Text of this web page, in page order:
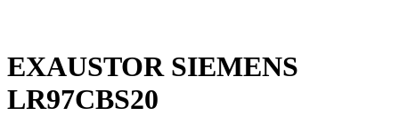
EXAUSTOR SIEMENS
LR97CBS20